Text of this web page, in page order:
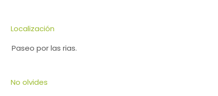
Localización
Paseo por las rias.
No olvides